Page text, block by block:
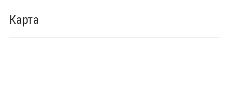
Карта